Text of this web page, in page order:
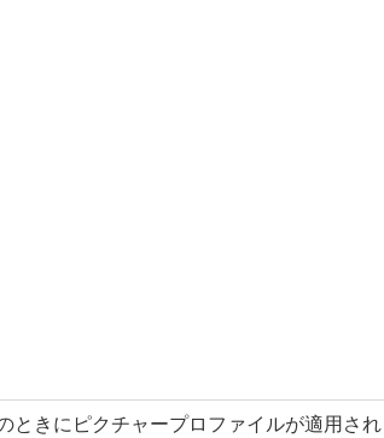
ときにピクチャープロファイルが適用され